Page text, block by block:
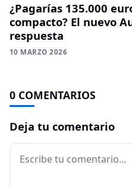
¿Pagarías 135.000
compacto? El nuevo
respuesta
10 MARZO 2026
0 COMENTARIOS
Deja tu comentario
Comentario